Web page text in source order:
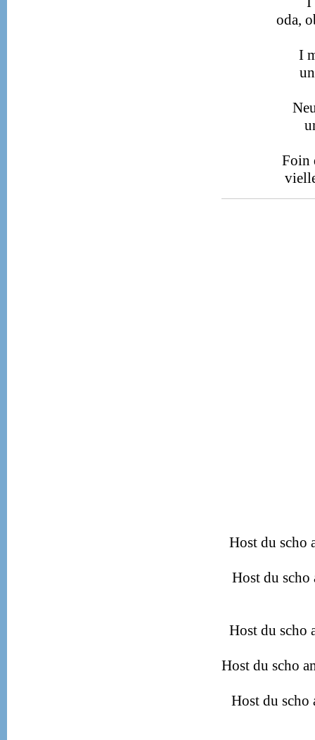
oda,
I
Foin
Host du scho
Host du scho
Host du scho
Host du scho
Host du scho